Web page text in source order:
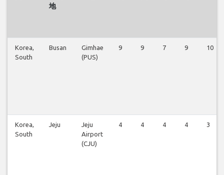
地
Korea,
South
Busan
Gimhae
(PUS)
9 9 7 9 10
Korea,
South
Jeju
Jeju
Airport
(CJU)
4 4 4 4 3